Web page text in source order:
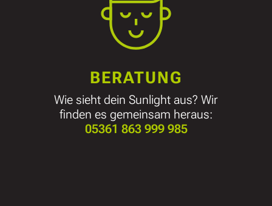
BERATUNG
Wie sieht dein Sunlight aus? Wir
finden es gemeinsam heraus:
05361 863 999 985